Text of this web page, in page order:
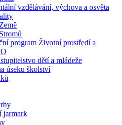
vzdělávání, výchova a osvěta
program Životní prostředí a
dětí a mládeže
úseku školství
jarmark